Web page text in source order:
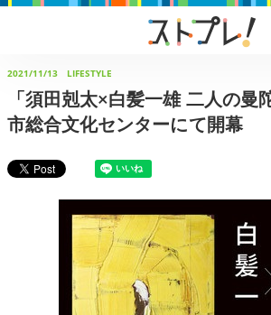
2021/11/13 LIFESTYLE
「須田剋太×白髪一雄 二人の曼
市総合文化センターにて開幕